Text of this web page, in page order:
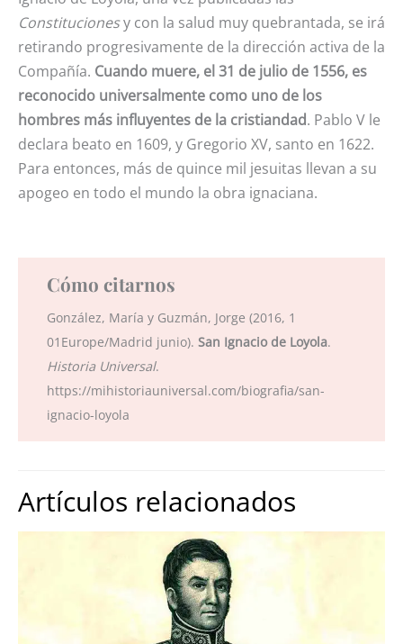
Constitucionesy con la salud muy quebrantada, se irá
retirando progresivamente de la dirección activa de la
Compañía. Cuando muere, el 31 de julio de 1556, es
reconocido universalmente como uno de los
hombres más influyentes de la cristiandad. Pablo V le
declara beato en 1609, y Gregorio XV, santo en 1622.
Para entonces, más de quince mil jesuitas llevan a su
apogeo en todo el mundo la obra ignaciana.
Cómo citarnos
González, María y Guzmán, Jorge (2016, 1
01Europe/Madrid junio). San Ignacio de Loyola.
Historia Universal.
https://mihistoriauniversal.com/biografia/san-
ignacio-loyola
Artículos relacionados